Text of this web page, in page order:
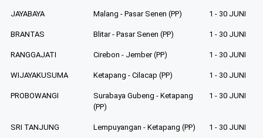
JAYABAYA Malang - Pasar Senen (PP) 1 - 30 JUNI
BRANTAS Blitar - Pasar Senen (PP) 1 - 30 JUNI
RANGGAJATI Cirebon - Jember (PP) 1 - 30 JUNI
WIJAYAKUSUMA Ketapang - Cilacap (PP) 1 - 30 JUNI
PROBOWANGI
Surabaya Gubeng - Ketapang
(PP)
1 - 30 JUNI
SRI TANJUNG Lempuyangan - Ketapang (PP) 1 - 30 JUNI